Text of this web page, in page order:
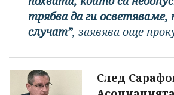
трябва да ги осветяваме,
случат”, заявява още
След